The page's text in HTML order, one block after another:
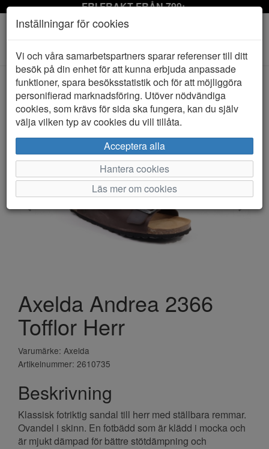
FRI FRAKT FRÅN 799:-
Toggle
navigation
HEM AXELDA
Axelda Andrea 2366
Tofflor Herr
Varumärke: Axelda
Artikelnummer: 2610735
Beskrivning
Klassisk fotriktig sandal till herr med ställbara remmar.
Ovandel i skinn. En fotbädd som är klädd i mocka och
är mjukt dämpad för bättre stötdämpning och
Inställningar för cookies
Vi och våra samarbetspartners sparar referenser till ditt
besök på din enhet för att kunna erbjuda anpassade
funktioner, spara besöksstatistik och för att möjliggöra
personifierad marknadsföring. Utöver nödvändiga
cookies, som krävs för sida ska fungera, kan du själv
välja vilken typ av cookies du vill tillåta.
Acceptera alla
Hantera cookies
Läs mer om cookies